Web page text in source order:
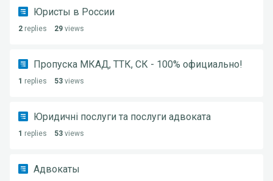
Юристы в России
2 replies 29 views
Пропуска МКАД, ТТК, СК - 100% официально!
1 replies 53 views
Юридичні послуги та послуги адвоката
1 replies 53 views
Адвокаты